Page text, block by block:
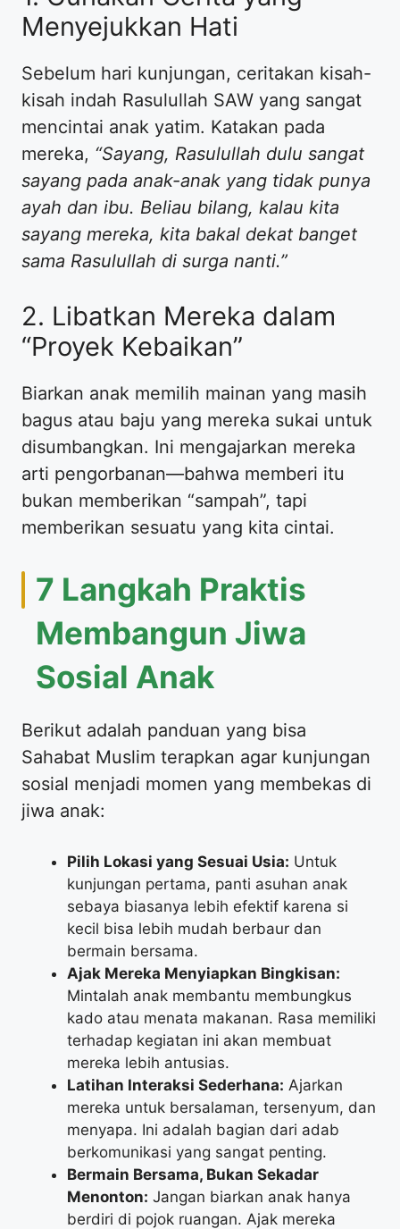
Menyejukkan Hati
​Sebelum hari kunjungan, ceritakan kisah-
kisah indah Rasulullah SAW yang sangat
mencintai anak yatim. Katakan pada
mereka, “Sayang, Rasulullah dulu sangat
sayang pada anak-anak yang tidak punya
ayah dan ibu. Beliau bilang, kalau kita
sayang mereka, kita bakal dekat banget
sama Rasulullah di surga nanti.”
​2. Libatkan Mereka dalam
“Proyek Kebaikan”
​Biarkan anak memilih mainan yang masih
bagus atau baju yang mereka sukai untuk
disumbangkan. Ini mengajarkan mereka
arti pengorbanan—bahwa memberi itu
bukan memberikan “sampah”, tapi
memberikan sesuatu yang kita cintai.
​7 Langkah Praktis
Membangun Jiwa
Sosial Anak
​Berikut adalah panduan yang bisa
Sahabat Muslim terapkan agar kunjungan
sosial menjadi momen yang membekas di
jiwa anak:
Pilih Lokasi yang Sesuai Usia: Untuk
kunjungan pertama, panti asuhan anak
sebaya biasanya lebih efektif karena si
kecil bisa lebih mudah berbaur dan
bermain bersama.
Ajak Mereka Menyiapkan Bingkisan:
Mintalah anak membantu membungkus
kado atau menata makanan. Rasa memiliki
terhadap kegiatan ini akan membuat
mereka lebih antusias.
Latihan Interaksi Sederhana: Ajarkan
mereka untuk bersalaman, tersenyum, dan
menyapa. Ini adalah bagian dari adab
berkomunikasi yang sangat penting.
Bermain Bersama, Bukan Sekadar
Menonton: Jangan biarkan anak hanya
berdiri di pojok ruangan. Ajak mereka